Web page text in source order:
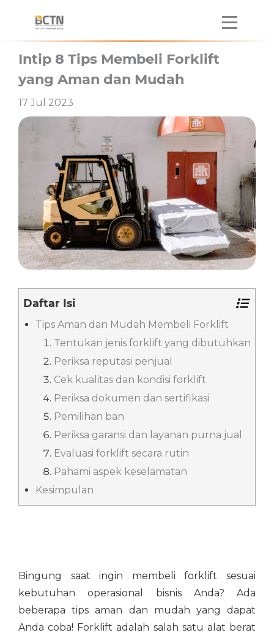
Intip 8 Tips Membeli Forklift
yang Aman dan Mudah
17 Jul 2023
Daftar Isi
Tips Aman dan Mudah Membeli Forklift
Tentukan jenis forklift yang dibutuhkan
Periksa reputasi penjual
Cek kualitas dan kondisi forklift
Periksa dokumen dan sertifikasi
Pemilihan ban
Periksa garansi dan layanan purna jual
Evaluasi forklift secara rutin
Pahami aspek keselamatan
Kesimpulan
Bingung saat ingin membeli forklift sesuai
kebutuhan operasional bisnis Anda? Ada
beberapa tips aman dan mudah yang dapat
Anda coba! Forklift adalah salah satu alat berat